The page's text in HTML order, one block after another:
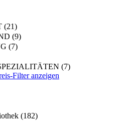
(21)
(9)
(7)
(7)
Filter anzeigen
(182)